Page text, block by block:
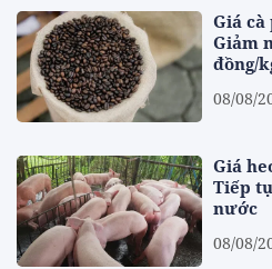
Giá cà
Giảm
đồng/
08/08/
Giá
Tiếp
nước
08/08/